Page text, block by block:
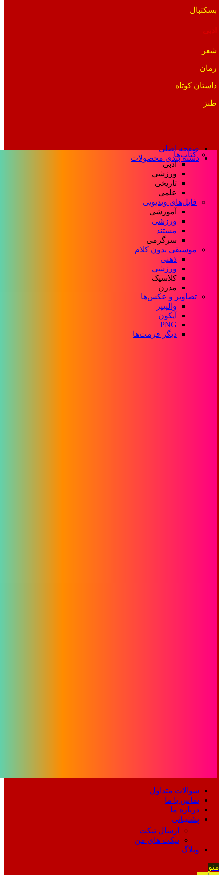
بسکتبال
ادبی
شعر
رمان
داستان کوتاه
طنز
صفحه اصلی
دسته بندی محصولات
کتاب‌ها
ادبی
ورزشی
تاریخی
علمی
فایل‌های ویدیویی
آموزشی
ورزشی
مستند
سرگرمی
موسیقی بدون کلام
ذهنی
ورزشی
کلاسیک
مدرن
تصاویر و عکس‌ها
والپیپر
آیکون
PNG
دیگر فرمت‌ها
سوالات متداول
تماس با ما
درباره ما
پشتیبانی
ارسال تیکت
تیکت های من
وبلاگ
منو